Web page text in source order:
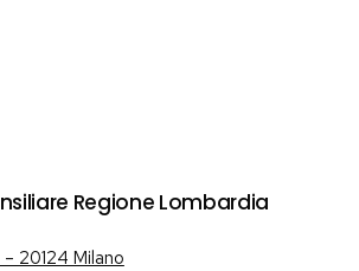
Regione Lombardia
20124 Milano